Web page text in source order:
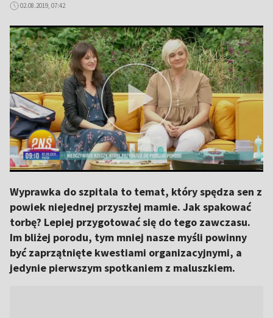
02.08.2019, 07:42
Wyprawka do szpitala to temat, który spędza sen z
powiek niejednej przyszłej mamie. Jak spakować
torbę? Lepiej przygotować się do tego zawczasu.
Im bliżej porodu, tym mniej nasze myśli powinny
być zaprzątnięte kwestiami organizacyjnymi, a
jedynie pierwszym spotkaniem z maluszkiem.